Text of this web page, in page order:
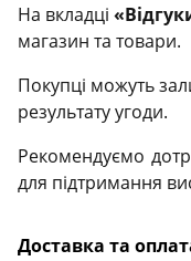
На вкладці
магазин та товари.
Покупці можуть
результату угоди.
Рекомендуємо
для підтримання
Доставка та